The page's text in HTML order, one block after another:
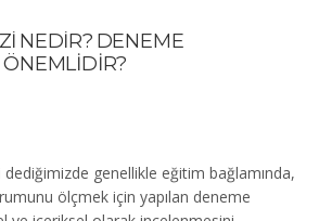
NEDİR? DENEME
dediğimizde genellikle eğitim bağlamında,
ölçmek için yapılan deneme